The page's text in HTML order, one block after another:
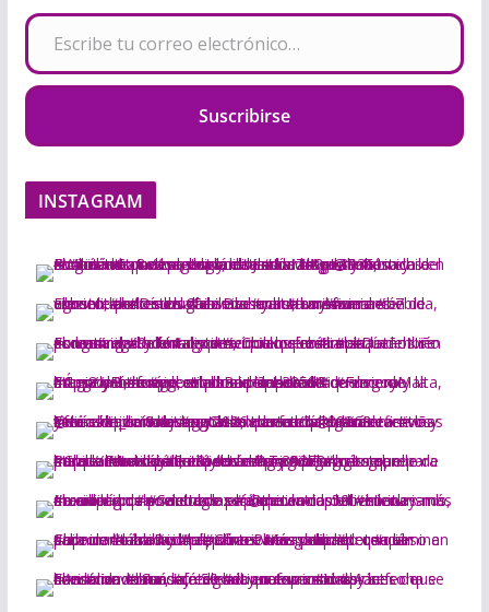
Escribe tu correo electrónico…
Suscribirse
INSTAGRAM